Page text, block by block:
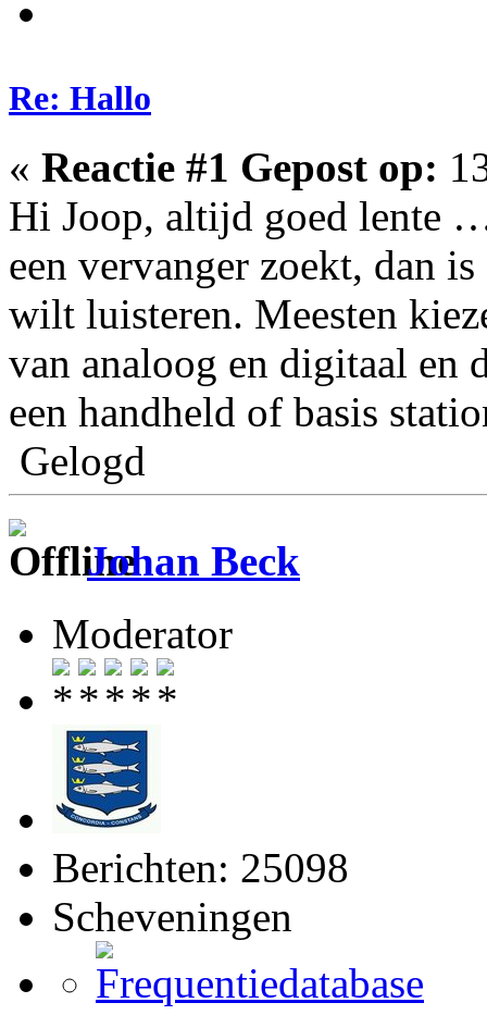
Re: Hallo
« Reactie #1 Gepost op:
Hi Joop, altijd goed lente
een vervanger zoekt, dan
wilt luisteren. Meesten
van analoog en digitaal en
een handheld of basis
Gelogd
Johan Beck
Moderator
Berichten: 25098
Scheveningen